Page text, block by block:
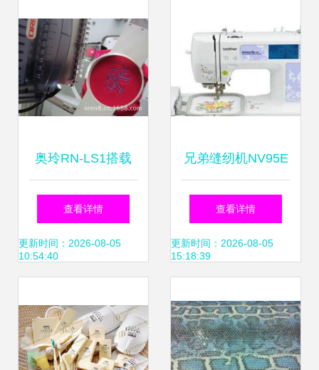
奥玲RN-LS1搭载
李宁LOGO商标绣
花机 电脑绣花的高
查看详情
更新时间：2026-08-05
10:54:40
兄弟缝纫机NV95E
上海办公新选择，
电脑绣花的创意伴
查看详情
更新时间：2026-08-05
15:18:39